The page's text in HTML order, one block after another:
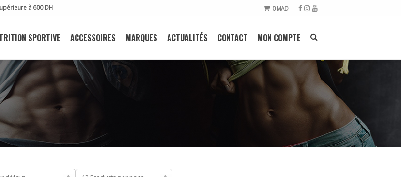
à 600 DH 0MAD
SPORTIVE ACCESSOIRES MARQUES ACTUALITÉS CONTACT MON COMPTE